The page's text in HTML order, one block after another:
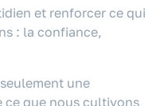
et renforcer ce qui
: la confiance,
une
que nous cultivons